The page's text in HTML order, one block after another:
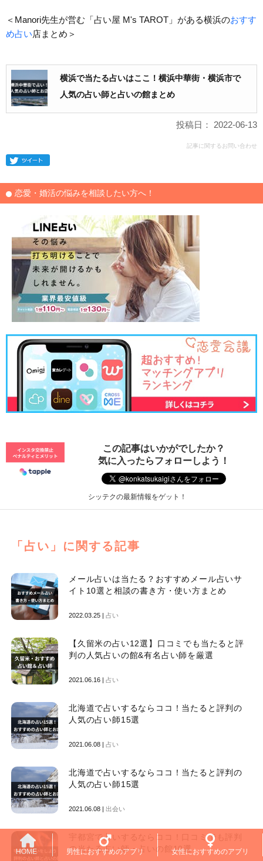
HOME 男性におすすめのアプリ 女性におすすめのアプリ
＜Manori先生が営む「占い屋 M's TAROT」がある横浜のおすす
め占い店まとめ＞
横浜で当たる占いはここ！横浜中華街・横浜市で
人気の占い師と占いの館まとめ
投稿日： 2022-06-13
記事に関するお問い合わせ
恋愛・婚活の悩みを相談したい方へ！
この記事はいかがでしたか？
気に入ったらフォローしよう！
シッテクの最新情報をゲット！
「占い」に関する記事
メール占いは当たる？おすすめメール占いサ
イト10選と相談の書き方・使い方まとめ
2022.03.25 | 占い
【久留米の占い12選】口コミでも当たると評
判の人気占いの館&有名占い師を厳選
2021.06.16 | 占い
北海道で占いするならココ！当たると評判の
人気の占い師15選
2021.06.08 | 占い
北海道で占いするならココ！当たると評判の
人気の占い師15選
2021.06.08 | 出会い
宇都宮で占いするならココ！口コミでも評判
の当たる占い師・占いの館10選